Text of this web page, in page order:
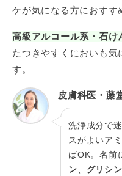
ケが気になる方におすす
高級アルコール系・石け
たつきやすくにおいも
す。
皮膚科医・藤
洗浄成分で
スがよいア
ばOK。名前
ン
グリシン